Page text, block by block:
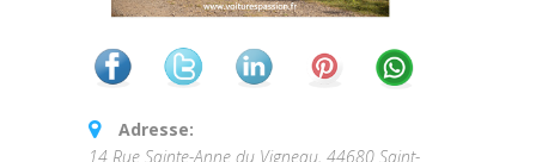
Adresse:
14 Rue Sainte-Anne du Vigneau, 44680 Saint-